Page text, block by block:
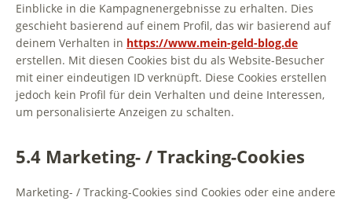
Einblicke in die Kampagnenergebnisse zu erhalten. Dies
geschieht basierend auf einem Profil, das wir basierend auf
deinem Verhalten in https://www.mein-geld-blog.de
erstellen. Mit diesen Cookies bist du als Website-Besucher
mit einer eindeutigen ID verknüpft. Diese Cookies erstellen
jedoch kein Profil für dein Verhalten und deine Interessen,
um personalisierte Anzeigen zu schalten.
5.4 Marketing- / Tracking-Cookies
Marketing- / Tracking-Cookies sind Cookies oder eine andere